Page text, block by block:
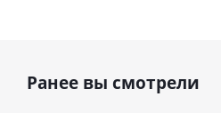
Ранее вы смотрели